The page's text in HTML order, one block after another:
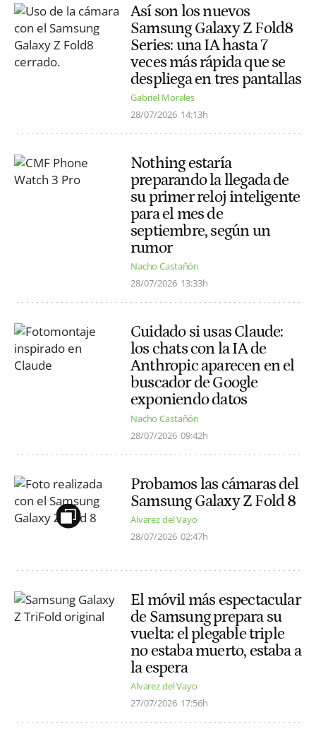
Así son los nuevos
Samsung Galaxy Z Fold8
Series: una IA hasta 7
veces más rápida que se
despliega en tres pantallas
Gabriel Morales
28/07/2026 14:13h
Nothing estaría
preparando la llegada de
su primer reloj inteligente
para el mes de
septiembre, según un
rumor
Nacho Castañón
28/07/2026 13:33h
Cuidado si usas Claude:
los chats con la IA de
Anthropic aparecen en el
buscador de Google
exponiendo datos
Nacho Castañón
28/07/2026 09:42h
Probamos las cámaras del
Samsung Galaxy Z Fold 8
Alvarez del Vayo
28/07/2026 02:47h
El móvil más espectacular
de Samsung prepara su
vuelta: el plegable triple
no estaba muerto, estaba a
la espera
Alvarez del Vayo
27/07/2026 17:56h